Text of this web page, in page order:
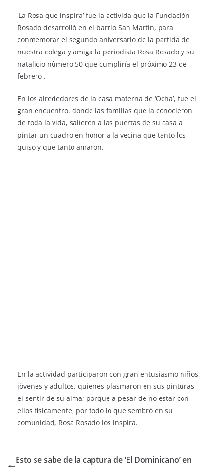
‘La Rosa que inspira’ fue la activida que la Fundación
Rosado desarrolló en el barrio San Martín, para
conmemorar el segundo aniversario de la partida de
nuestra colega y amiga la periodista Rosa Rosado y su
natalicio nùmero 50 que cumpliría el próximo 23 de
febrero .
En los alrededores de la casa materna de ‘Ocha’, fue el
gran encuentro. donde las familias que la conocieron
de toda la vida, salieron a las puertas de su casa a
pintar un cuadro en honor a la vecina que tanto los
quiso y que tanto amaron.
En la actividad participaron con gran entusiasmo niños,
jòvenes y adultos. quienes plasmaron en sus pinturas
el sentir de su alma; porque a pesar de no estar con
ellos fisicamente, por todo lo que sembró en su
comunidad, Rosa Rosado los inspira.
Esto se sabe de la captura de ‘El Dominicano’ en